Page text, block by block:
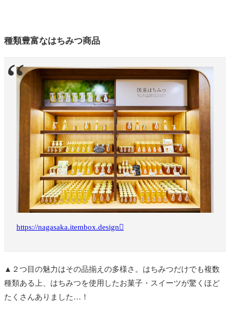
種類豊富なはちみつ商品
https://nagasaka.itembox.design
▲２つ目の魅力はその品揃えの多様さ。はちみつだけでも複数
種類ある上、はちみつを使用したお菓子・スイーツが驚くほど
たくさんありました…！